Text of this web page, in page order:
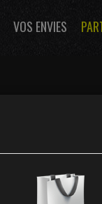
VOS ENVIES